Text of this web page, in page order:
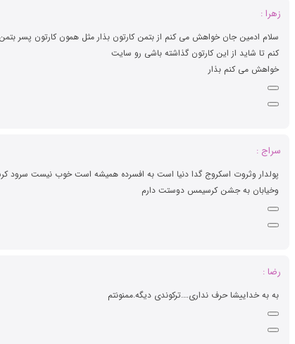
زهرا :
سلام ادمین جان خواهش می کنم از بتمن کارتون بذار مثل همون کارتون پسر
کنم تا شاید از این کارتون گذاشته باشی رو سایت
خواهش می کنم بذار
سراج :
پولدار وثروت اسکروج گدا دنیا است به افسرده همیشه است خوب نیست سرود
وخیابان به جشن کرسیمس دوستت دارم
رضا :
به به خداییشا حرف نداری….ترکوندی دیگه.ممنونتم